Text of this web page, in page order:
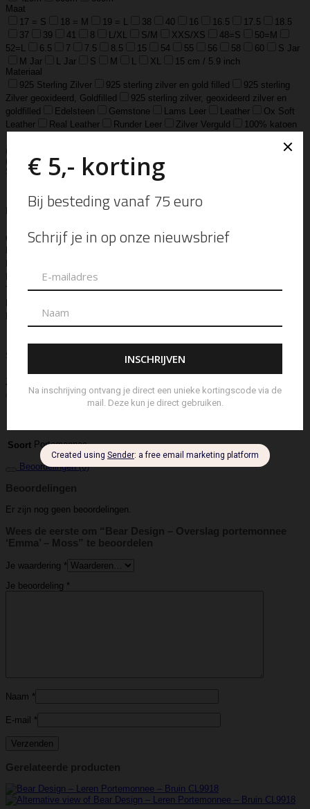
Maat
17 = S
18 = M 19 = L 38 40 16 16.5 17.5
18.5
37
39 41 8 L/XL S/M XXS/XS 48=S
50=M
52=L
6.5 7 7.5 8.5 15 54 55 56 58 60
S Jar
M Jar
L Jar S M L XL
15 cm / 5.9 inch
Materiaal
925 Sterling Zilver
925 sterling zilver en gold filled
925 sterling
Zilver geoxideerd, Goldfilled
925 sterling zilver, geoxideerd zilver en
goldfilled
Edelsteen Gemstone Lams Leer Leather
Ox Soft
Leather
Real Leather Runder Leer Zilver Verguld
100% katoen
(30 micron)
Zwaar verzilverd
(15 micron)
Soort
Armbandje
Avondtasje
Bandana Beanie Bedel
Bowlingtas
Brillen Etui
de Parfum
Enkelbandje Enveloptas Etherische Olie
Fiber Sticks
Bodywash
Hoedje
Home-Spray
Tasje
Mills Mini Bag Muts
Navulling ‘Catalytic’ Geurbrander
Navulling Reed Diffuser
Diffuser
Riem
Schouderband
schoudertas
Set Lont-trimmer en Kaarsendover
Shopper
Sjaal Sleuteletui Sleutelhanger
Special Edition
Stolp
Telefoontasje Textiel & Roomspray
Weekendtas
Zeep
Aanvullende informatie
Soort Portemonnee
Beoordelingen (0)
Beoordelingen
Er zijn nog geen beoordelingen.
Wees de eerste om “Bear Design – Overslag portemonnee
‘Emma’ – Moss” te beoordelen
Je waardering *
Je beoordeling *
Naam *
E-mail *
Gerelateerde producten